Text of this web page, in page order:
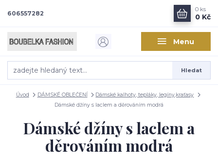
Menu
Hledat
606557282
0 ks
0 Kč
Úvod DÁMSKÉ OBLEČENÍ
Dámské kalhoty, tepláky, legíny,kraťasy
Dámské džíny s laclem a děrováním modrá
Dámské džíny s laclem a
děrováním modrá